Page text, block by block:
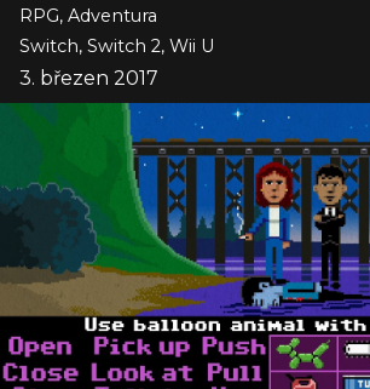
RPG, Adventura
Switch, Switch 2, Wii U
3. březen 2017